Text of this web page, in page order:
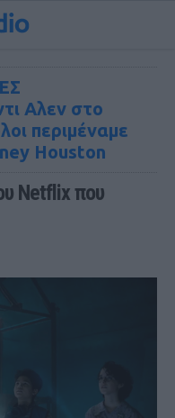
Αλεν στο
περιμέναμε
Houston
Netflix που